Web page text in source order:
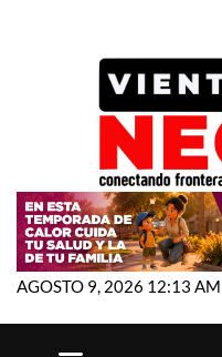
AGOSTO 9, 2026 12:13 AM